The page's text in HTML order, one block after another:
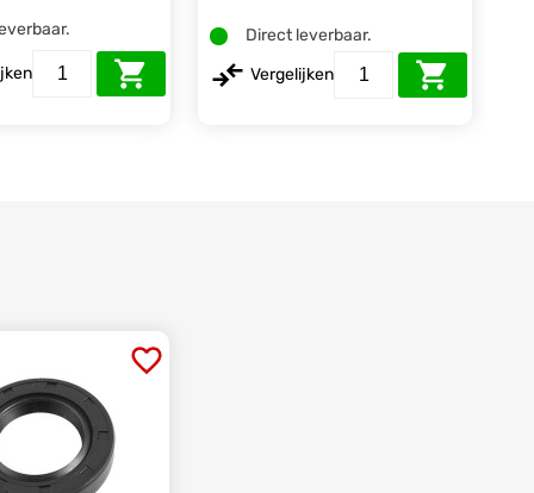
Direct leverbaar.
Vergelijken